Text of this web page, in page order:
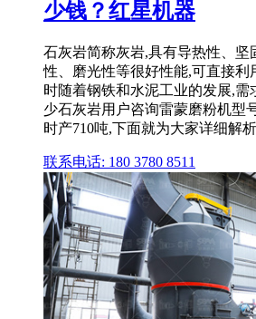
少钱？红星机器
石灰岩简称灰岩,具有导热性、坚
性、磨光性等很好性能,可直接利
时随着钢铁和水泥工业的发展,需
少石灰岩用户咨询雷蒙磨粉机型
时产710吨,下面就为大家详细解析
联系电话: 180 3780 8511